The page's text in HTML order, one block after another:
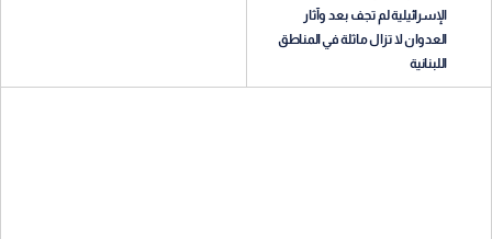
الإسرائيلية لم تجف بعد وآثار
العدوان لا تزال ماثلة في المناطق
اللبنانية